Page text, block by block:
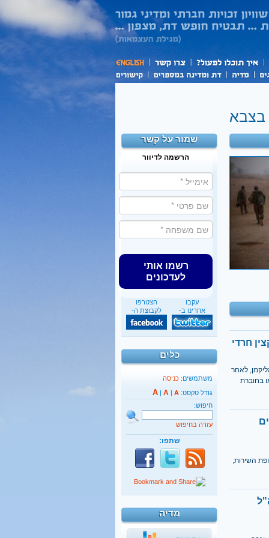
בצבא
שמור על קשר
הרשמה לדיוור
רשמו אותי
לעדכונים
הצטרפו
לקבוצת ה-
עקבו
אחרינו ב-
כלים
משתמשים: כניסה
גודל טקסט:
A | A | A
חיפוש:
עזרה בחיפוש
שתפו:
מדיה
לאחר
בחוברת
השירות,